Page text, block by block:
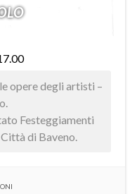
opere degli artisti –
Festeggiamenti
di Baveno.